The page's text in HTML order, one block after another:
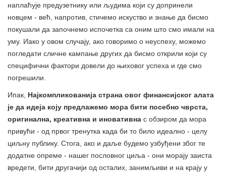
наплаћује предузетнику или људима који су допринели
новцем - већ, напротив, стичемо искуство и знање да бисмо
покушали да започнемо испочетка са оним што смо имали на
уму. Иако у овом случају, ако говоримо о неуспеху, можемо
погледати сличне кампање других да бисмо открили који су
специфични фактори довели до њиховог успеха и где смо
погрешили.
Ипак, Најкомпликованија страна овог финансијског алата
је да идеја коју предлажемо мора бити посебно чврста,
оригинална, креативна и иновативна с обзиром да мора
привући - од првог тренутка када би то било идеално - целу
циљну публику. Стога, ако и даље будемо узбуђени због те
додатне опреме - нашег пословног циља - они морају заиста
вредети, бити другачији од осталих, занимљиви и на крају у